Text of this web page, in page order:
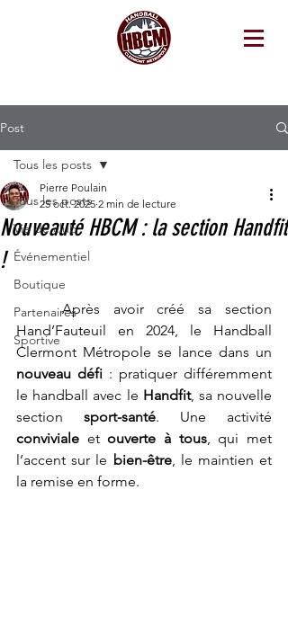
Post
Tous les posts
Vie de club
Événementiel
Boutique
Partenaires
Sportive
Tous les posts
Nouveauté HBCM : la section Handfit
!
Pierre Poulain
25 oct. 2025 2 min de lecture
	Après avoir créé sa section
Hand’Fauteuil en 2024, le Handball
nouveau défi : pratiquer différemment
le handball avec le Handfit, sa nouvelle
section sport-santé
conviviale et ouverte à tous, qui met
l’accent sur le bien-être, le maintien et
la remise en forme.